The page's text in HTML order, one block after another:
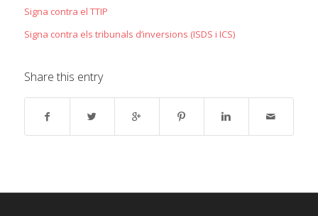
Signa contra el TTIP
Signa contra els tribunals d’inversions (ISDS i ICS)
Share this entry